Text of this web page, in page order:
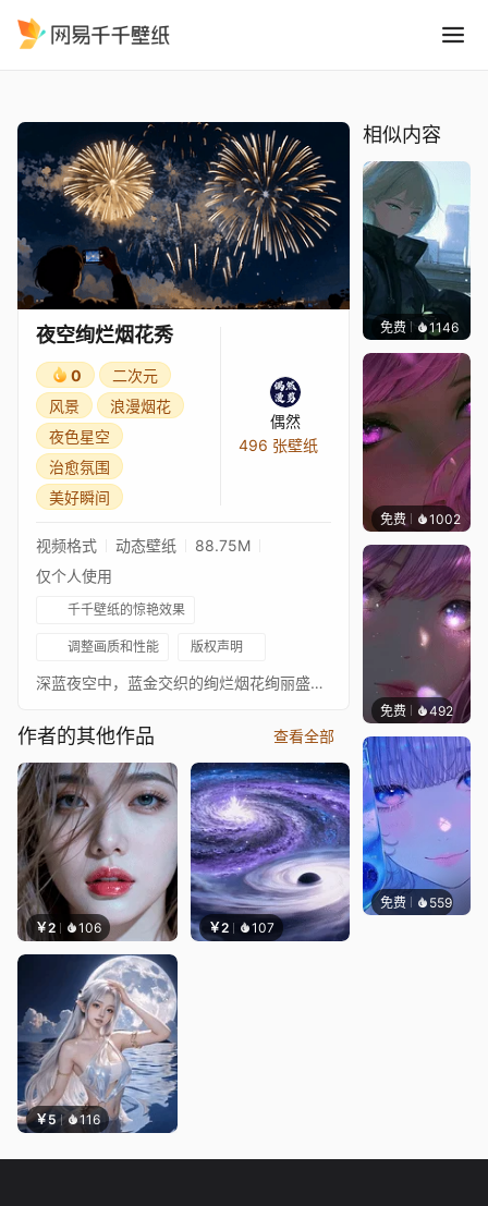
夜空绚烂烟花秀
0
二次元
风景
浪漫烟花
夜色星空
治愈氛围
美好瞬间
偶然
496 张壁纸
视频格式 动态壁纸
88.75M
仅个人使用
千千壁纸的惊艳效果
调整画质和性能 版权声明
深蓝夜空中，蓝金交织的绚烂烟花绚丽盛放，人群驻足观赏，有人举起手机记录这份浪漫时刻。
作者的其他作品 查看全部
￥2 106 ￥2 107
￥5 116
相似内容
免费 1146辰东
免费 1002辰东
免费 492辰东
免费 559辰东